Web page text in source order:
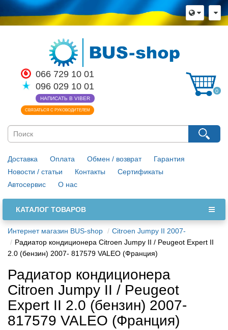
066 729 10 01
096 029 10 01
НАПИСАТЬ В VIBER
СВЯЗАТЬСЯ С РУКОВОДИТЕЛЕМ
0
Доставка Оплата Обмен / возврат
Гарантия
Новости / статьи
Контакты
Сертификаты
Автосервис
О нас
КАТАЛОГ ТОВАРОВ
Интернет магазин BUS-shop
Citroen Jumpy II 2007-
Радиатор кондиционера Citroen Jumpy II / Peugeot Expert II
2.0 (бензин) 2007- 817579 VALEO (Франция)
Радиатор кондиционера
Citroen Jumpy II / Peugeot
Expert II 2.0 (бензин) 2007-
817579 VALEO (Франция)